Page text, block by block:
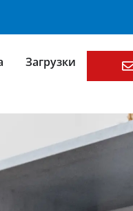
Загрузки